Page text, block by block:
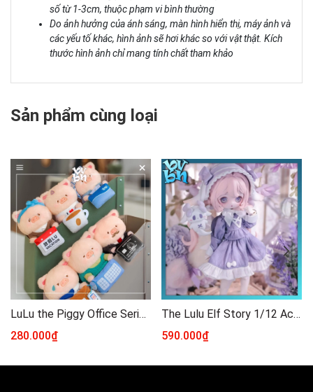
số từ 1-3cm, thuộc phạm vi bình thường
Do ảnh hưởng của ánh sáng, màn hình hiển thị, máy ảnh và
các yếu tố khác, hình ảnh sẽ hơi khác so với vật thật. Kích
thước hình ảnh chỉ mang tính chất tham khảo
Sản phẩm cùng loại
LuLu the Piggy Office Series - My Workplace Partners Monitor Plush Key Blindbox Series
280.000₫
The Lulu Elf Story 1/12 Action Figure BJD Blind Box
590.000₫